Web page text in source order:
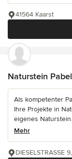
41564 Kaarst
Naturstein
Als kompetenter
Ihre Projekte in
eigenes
Mehr
DIESELSTRASSE